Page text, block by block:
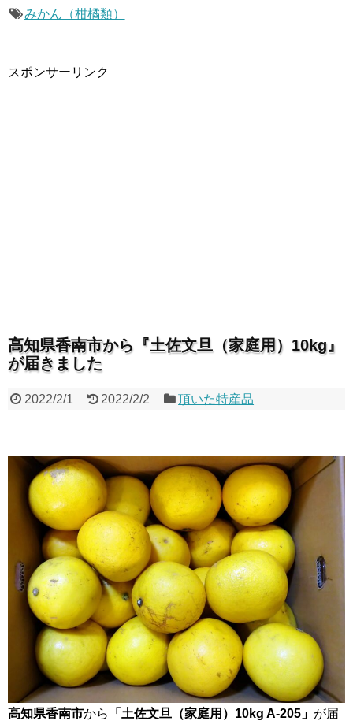
みかん（柑橘類）
スポンサーリンク
高知県香南市から『土佐文旦（家庭用）10kg』
が届きました
2022/2/1 2022/2/2 頂いた特産品
高知県香南市から 「土佐文旦（家庭用）10kg A-205」 が届